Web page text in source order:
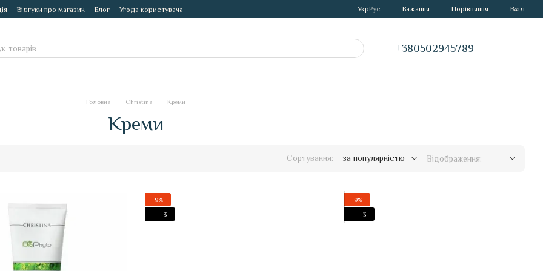
Відгуки про магазин Блог Угода користувача УкрРус Бажання Порівняння Вхід
+380502945789
Головна Christina Креми
Креми
Сортування: за популярністю Відображення:
−9%
3
−9%
3